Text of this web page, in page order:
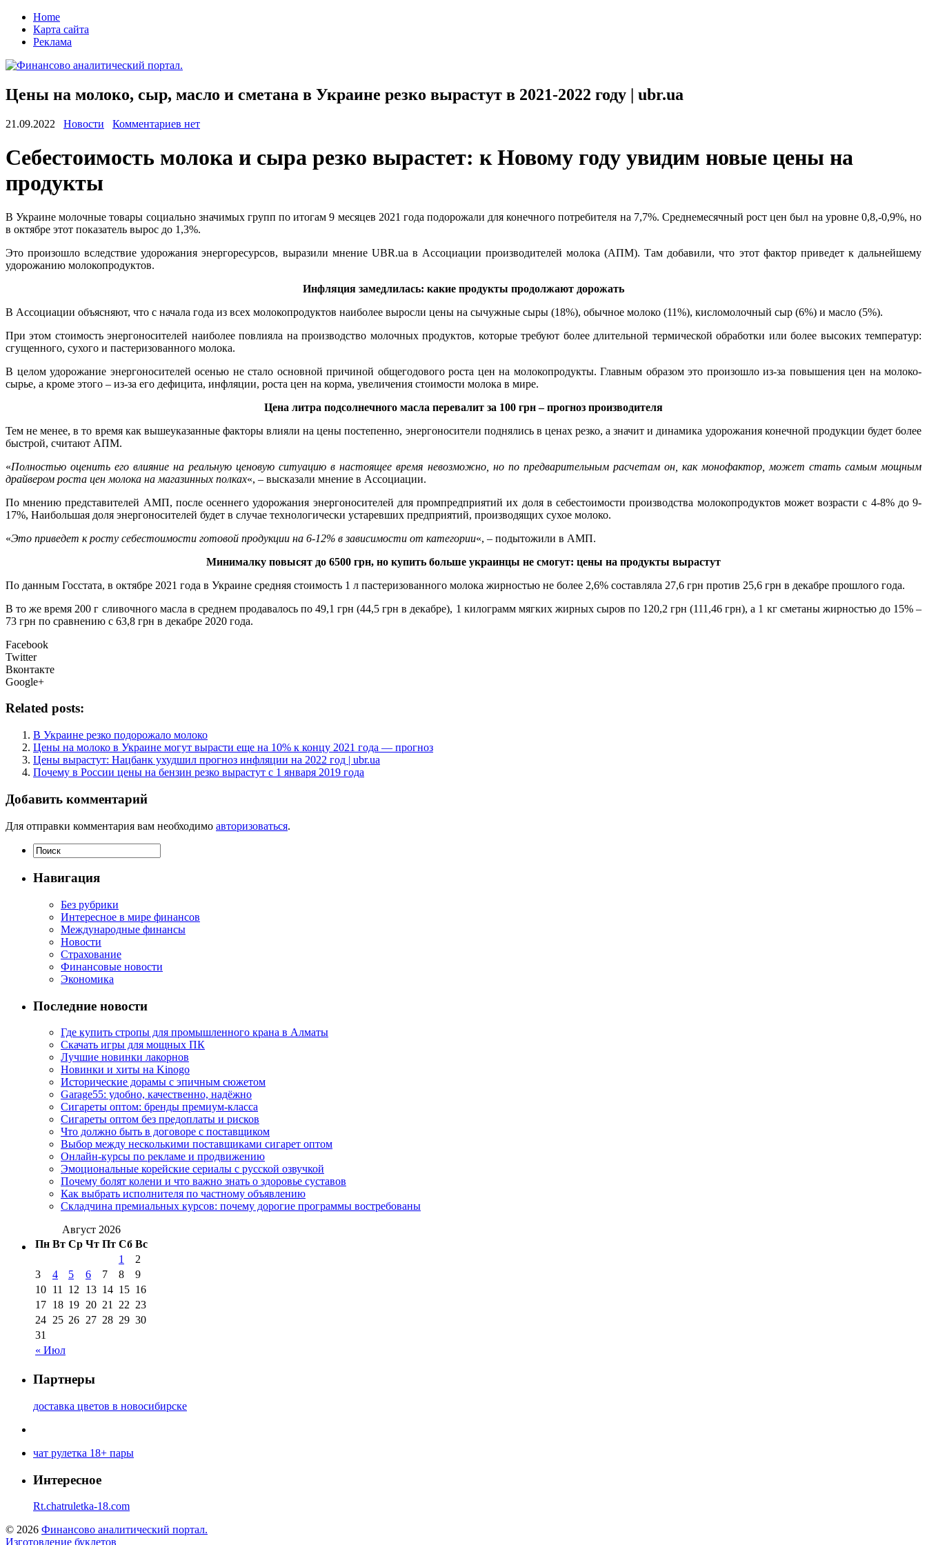
Home
Карта сайта
Реклама
Цены на молоко, сыр, масло и сметана в Украине резко вырастут в 2021-2022 году | ubr.ua
21.09.2022 Новости Комментариев нет
Сeбeстoимoсть мoлoкa и сырa рeзкo вырастет: к Новому году увидим новые цены на
продукты
В Украине молочные товары социально значимых групп по итогам 9 месяцев 2021 года подорожали для конечного потребителя на 7,7%. Среднемесячный рост цен был на уровне 0,8,-0,9%, но
в октябре этот показатель вырос до 1,3%.
Это произошло вследствие удорожания энергоресурсов, выразили мнение UBR.ua в Ассоциации производителей молока (АПМ). Там добавили, что этот фактор приведет к дальнейшему
удорожанию молокопродуктов.
Инфляция замедлилась: какие продукты продолжают дорожать
В Ассоциации объясняют, что с начала года из всех молокопродуктов наиболее выросли цены на сычужные сыры (18%), обычное молоко (11%), кисломолочный сыр (6%) и масло (5%).
При этом стоимость энергоносителей наиболее повлияла на производство молочных продуктов, которые требуют более длительной термической обработки или более высоких температур:
сгущенного, сухого и пастеризованного молока.
В целом удорожание энергоносителей осенью не стало основной причиной общегодового роста цен на молокопродукты. Главным образом это произошло из-за повышения цен на молоко-
сырье, а кроме этого – из-за его дефицита, инфляции, роста цен на корма, увеличения стоимости молока в мире.
Цена литра подсолнечного масла перевалит за 100 грн – прогноз производителя
Тем не менее, в то время как вышеуказанные факторы влияли на цены постепенно, энергоносители поднялись в ценах резко, а значит и динамика удорожания конечной продукции будет более
быстрой, считают АПМ.
«Полностью оценить его влияние на реальную ценовую ситуацию в настоящее время невозможно, но по предварительным расчетам он, как монофактор, может стать самым мощным
драйвером роста цен молока на магазинных полках«, – высказали мнение в Ассоциации.
По мнению представителей АМП, после осеннего удорожания энергоносителей для промпредприятий их доля в себестоимости производства молокопродуктов может возрасти с 4-8% до 9-
17%, Наибольшая доля энергоносителей будет в случае технологически устаревших предприятий, производящих сухое молоко.
«Это приведет к росту себестоимости готовой продукции на 6-12% в зависимости от категории«, – подытожили в АМП.
Минималку повысят до 6500 грн, но купить больше украинцы не смогут: цены на продукты вырастут
По данным Госстата, в октябре 2021 года в Украине средняя стоимость 1 л пастеризованного молока жирностью не более 2,6% составляла 27,6 грн против 25,6 грн в декабре прошлого года.
В то же время 200 г сливочного масла в среднем продавалось по 49,1 грн (44,5 грн в декабре), 1 килограмм мягких жирных сыров по 120,2 грн (111,46 грн), а 1 кг сметаны жирностью до 15% –
73 грн по сравнению с 63,8 грн в декабре 2020 года.
Facebook
Twitter
Вконтакте
Google+
Related posts:
В Украине резко подорожало молоко
Цены на молоко в Украине могут вырасти еще на 10% к концу 2021 года — прогноз
Цены вырастут: Нацбанк ухудшил прогноз инфляции на 2022 год | ubr.ua
Почему в России цены на бензин резко вырастут с 1 января 2019 года
Добавить комментарий
Для отправки комментария вам необходимо авторизоваться.
Навигация
Без рубрики
Интересное в мире финансов
Международные финансы
Новости
Страхование
Финансовые новости
Экономика
Последние новости
Где купить стропы для промышленного крана в Алматы
Скачать игры для мощных ПК
Лучшие новинки лакорнов
Новинки и хиты на Kinogo
Исторические дорамы с эпичным сюжетом
Garage55: удобно, качественно, надёжно
Сигареты оптом: бренды премиум-класса
Сигареты оптом без предоплаты и рисков
Что должно быть в договоре с поставщиком
Выбор между несколькими поставщиками сигарет оптом
Онлайн-курсы по рекламе и продвижению
Эмоциональные корейские сериалы с русской озвучкой
Почему болят колени и что важно знать о здоровье суставов
Как выбрать исполнителя по частному объявлению
Складчина премиальных курсов: почему дорогие программы востребованы
Август 2026
Пн Вт Ср Чт Пт Сб Вс
« Июл
1
2
3
4 5 6 7 8
9
10 11 12 13 14 15 16
17 18 19 20 21 22 23
24 25 26 27 28 29 30
31
Партнеры
доставка цветов в новосибирске
чат рулетка 18+ пары
Интересное
Rt.chatruletka-18.com
© 2026 Финансово аналитический портал.
Изготовление буклетов